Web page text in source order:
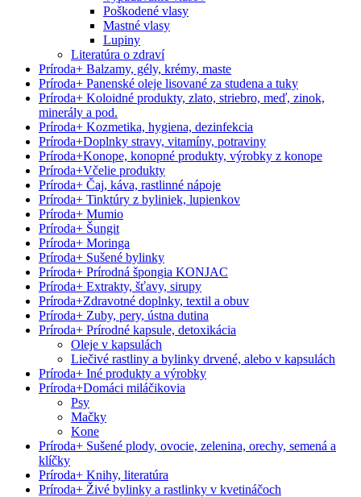
Poškodené vlasy
Mastné vlasy
Lupiny
Literatúra o zdraví
Príroda+ Balzamy, gély, krémy, maste
Príroda+ Panenské oleje lisované za studena a tuky
Príroda+ Koloidné produkty, zlato, striebro, meď, zinok,
minerály a pod.
Príroda+ Kozmetika, hygiena, dezinfekcia
Príroda+Doplnky stravy, vitamíny, potraviny
Príroda+Konope, konopné produkty, výrobky z konope
Príroda+Včelie produkty
Príroda+ Čaj, káva, rastlinné nápoje
Príroda+ Tinktúry z byliniek, lupienkov
Príroda+ Mumio
Príroda+ Šungit
Príroda+ Moringa
Príroda+ Sušené bylinky
Príroda+ Prírodná špongia KONJAC
Príroda+ Extrakty, šťavy, sirupy
Príroda+Zdravotné doplnky, textil a obuv
Príroda+ Zuby, pery, ústna dutina
Príroda+ Prírodné kapsule, detoxikácia
Oleje v kapsulách
Liečivé rastliny a bylinky drvené, alebo v kapsulách
Príroda+ Iné produkty a výrobky
Príroda+Domáci miláčikovia
Psy
Mačky
Kone
Príroda+ Sušené plody, ovocie, zelenina, orechy, semená a
klíčky
Príroda+ Knihy, literatúra
Príroda+ Živé bylinky a rastlinky v kvetináčoch